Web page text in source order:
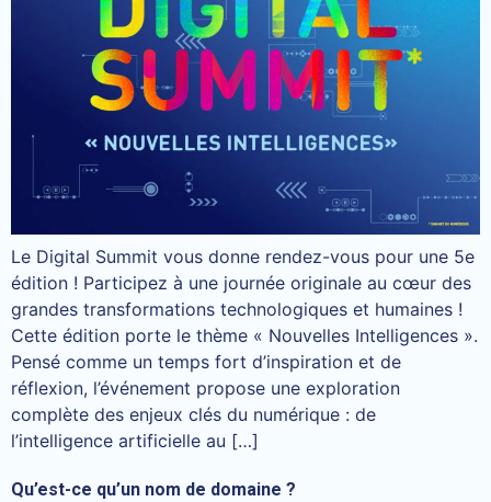
Le Digital Summit vous donne rendez-vous pour une 5e
édition ! Participez à une journée originale au cœur des
grandes transformations technologiques et humaines !
Cette édition porte le thème « Nouvelles Intelligences ».
Pensé comme un temps fort d’inspiration et de
réflexion, l’événement propose une exploration
complète des enjeux clés du numérique : de
l’intelligence artificielle au […]
Qu’est-ce qu’un nom de domaine ?